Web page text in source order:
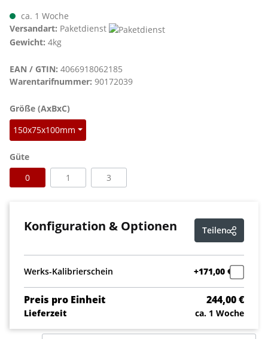
ca. 1 Woche
Versandart: Paketdienst
Gewicht: 4kg
EAN / GTIN: 4066918062185
Warentarifnummer: 90172039
Größe (AxBxC)
150x75x100mm
Güteauswählen
0
1 3
Konfiguration & Optionen Teilen
Werks-Kalibrierschein +171,00 €
Preis pro Einheit 244,00 €
Lieferzeit ca. 1 Woche